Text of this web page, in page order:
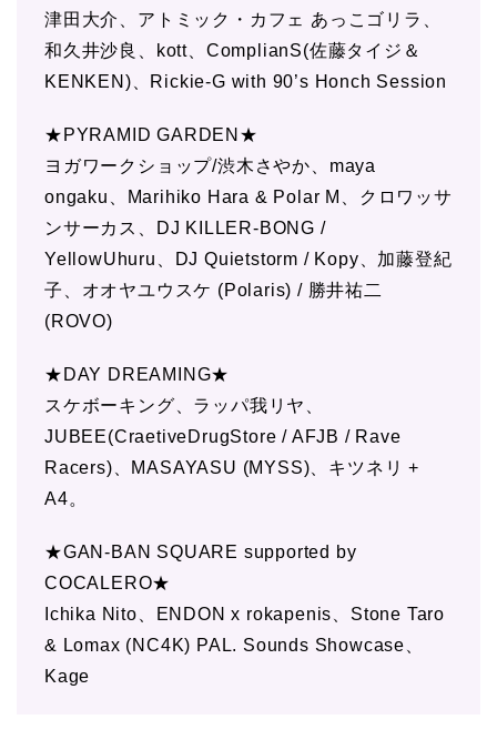
津田大介、アトミック・カフェ あっこゴリラ、
和久井沙良、kott、ComplianS(佐藤タイジ＆
KENKEN)、Rickie-G with 90’s Honch Session
★PYRAMID GARDEN★
ヨガワークショップ/渋木さやか、maya
ongaku、Marihiko Hara & Polar M、クロワッサ
ンサーカス、DJ KILLER-BONG /
YellowUhuru、DJ Quietstorm / Kopy、加藤登紀
子、オオヤユウスケ (Polaris) / 勝井祐二
(ROVO)
★DAY DREAMING★
スケボーキング、ラッパ我リヤ、
JUBEE(CraetiveDrugStore / AFJB / Rave
Racers)、MASAYASU (MYSS)、キツネリ +
A4。
★GAN-BAN SQUARE supported by
COCALERO★
Ichika Nito、ENDON x rokapenis、Stone Taro
& Lomax (NC4K) PAL. Sounds Showcase、
Kage